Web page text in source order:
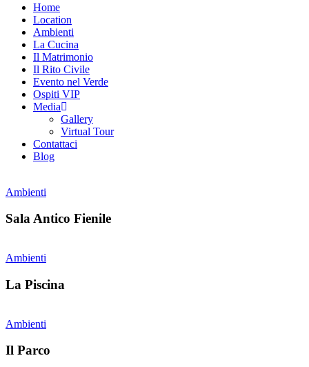
Home
Location
Ambienti
La Cucina
Il Matrimonio
Il Rito Civile
Evento nel Verde
Ospiti VIP
Media
Gallery
Virtual Tour
Contattaci
Blog
Ambienti
Sala Antico Fienile
Ambienti
La Piscina
Ambienti
Il Parco